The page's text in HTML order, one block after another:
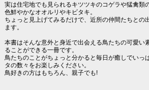
実は住宅地でも見られるキツツキのコゲラや猛禽類
色鮮やかなオオルリやキビタキ。
ちょっと見上げてみるだけで、近所の仲間たちとの
ます。
本書はそんな意外と身近で出会える鳥たちの可愛い
ることができる一冊です。
鳥たちのことがちょっと分かると毎日が癒しでい
タの数々をお楽しみください。
鳥好きの方はもちろん、親子でも!